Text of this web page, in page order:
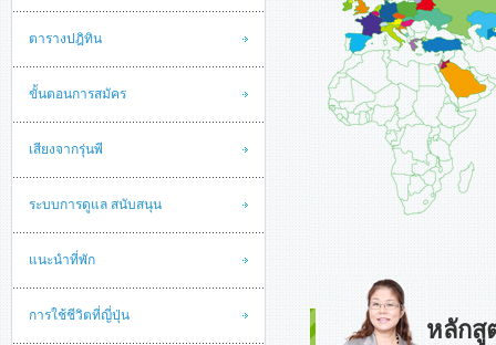
หลักสู
ตารางปฎิทิน
ขั้นตอนการสมัคร
เสียงจากรุ่นพี
ระบบการดูแล สนับสนุน
แนะนำที่พัก
การใช้ชีวิตที่ญี่ปุ่น